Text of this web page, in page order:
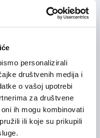
personalizirali
društvenih medija i
o vašoj upotrebi
za društvene
ih mogu kombinovati
ili koje su prikupili
06/07/2026